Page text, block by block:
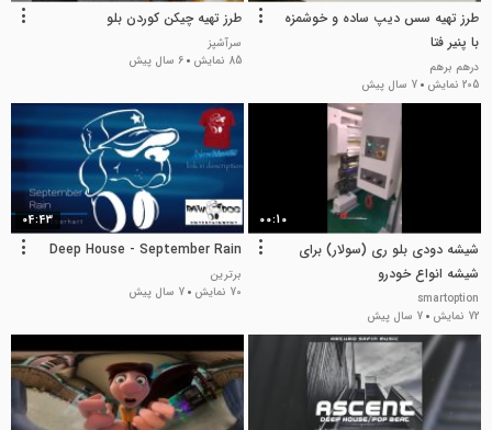
طرز تهیه سس دیپ ساده و خوشمزه
با پنیر فتا
درهم برهم
205 نمایش
7 سال پیش
طرز تهیه چیکن کوردن بلو
سرآشپز
85 نمایش
6 سال پیش
00:10
شیشه دودی بلو ری (سولار) برای
شیشه انواع خودرو
smartoption
72 نمایش
7 سال پیش
04:43
Deep House - September Rain
برترین
70 نمایش
7 سال پیش